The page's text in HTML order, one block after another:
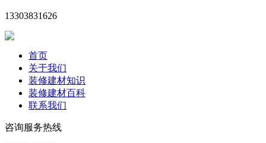
13303831626
首页
关于我们
装修建材知识
装修建材百科
联系我们
咨询服务热线